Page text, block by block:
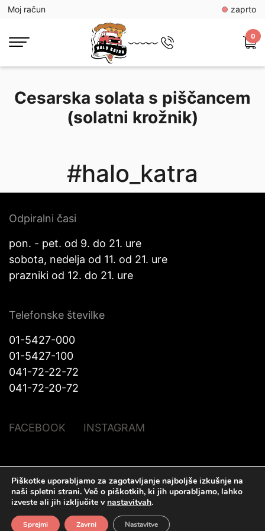
Moj račun zaprto
0
Cesarska solata s piščancem
(solatni krožnik)
#halo_katra
Odpiralni časi
pon. - pet. od 9. do 21. ure
sobota, nedelja od 11. od 21. ure
prazniki od 12. do 21. ure
Telefonske številke
01-5427-000
01-5427-100
041-72-22-72
041-72-20-72
FACEBOOK INSTAGRAM
© Halo Katra. Vse pravice pridržane |Pravno obvestilo |O piškotkih|
Izdelava spletnih straniPlenum IT d.o.o.
Piškotke uporabljamo za zagotavljanje najboljše izkušnje na
naši spletni strani. Več o piškotkih, ki jih uporabljamo, lahko
izveste ali jih izključite v nastavitvah.
Sprejmi Zavrni Nastavitve